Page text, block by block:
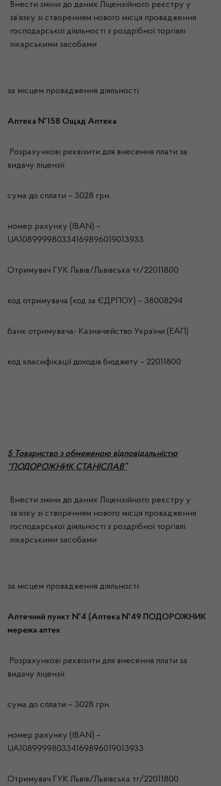
Внести зміни до даних Ліцензійного реєстру у
зв’язку зі створенням нового місця провадження
господарської діяльності з роздрібної торгівлі
лікарськими засобами
за місцем провадження діяльності:
Аптека №158 Ощад Аптека
Розрахункові реквізити для внесення плати за
видачу ліцензії:
сума до сплати – 3028 грн.
номер рахунку (IBAN) –
UA108999980334169896019013933
Отримувач ГУК Львiв/Львівська тг/22011800
код отримувача (код за ЄДРПОУ) – 38008294
банк отримувача- Казначейство України (ЕАП)
код класифікації доходів бюджету – 22011800
5 Товариство з обмеженою відповідальністю
“ПОДОРОЖНИК СТАНІСЛАВ”
Внести зміни до даних Ліцензійного реєстру у
зв’язку зі створенням нового місця провадження
господарської діяльності з роздрібної торгівлі
лікарськими засобами
за місцем провадження діяльності:
Аптечний пункт №4 (Аптека №49 ПОДОРОЖНИК
мережа аптек
Розрахункові реквізити для внесення плати за
видачу ліцензії:
сума до сплати – 3028 грн.
номер рахунку (IBAN) –
UA108999980334169896019013933
Отримувач ГУК Львiв/Львівська тг/22011800